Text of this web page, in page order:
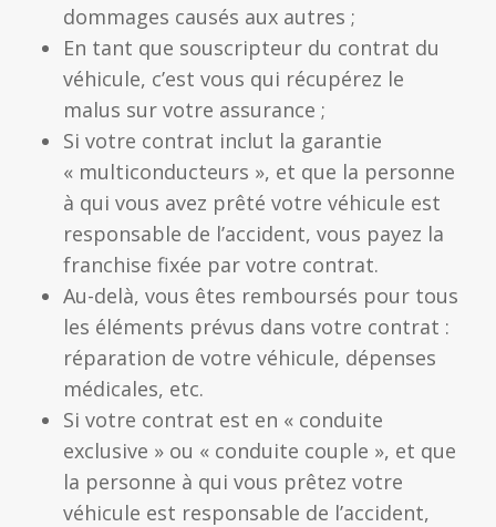
dommages causés aux autres ;
En tant que souscripteur du contrat du
véhicule, c’est vous qui récupérez le
malus sur votre assurance ;
Si votre contrat inclut la garantie
« multiconducteurs », et que la personne
à qui vous avez prêté votre véhicule est
responsable de l’accident, vous payez la
franchise fixée par votre contrat.
Au-delà, vous êtes remboursés pour tous
les éléments prévus dans votre contrat :
réparation de votre véhicule, dépenses
médicales, etc.
Si votre contrat est en « conduite
exclusive » ou « conduite couple », et que
la personne à qui vous prêtez votre
véhicule est responsable de l’accident,